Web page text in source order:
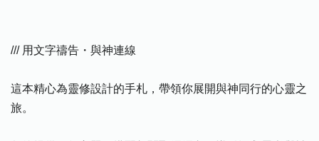
/// 用文字禱告・與神連線
這本精心為靈修設計的手札，帶領你展開與神同行的心靈之
旅。